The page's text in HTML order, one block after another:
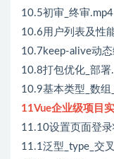
10.5初审_终审.mp4
10.6用户列表及性
10.7keep-alive动
10.8打包优化_部署
10.9基本类型_数组
11Vue企业级项目
11.10设置页面登
11.1泛型_type_交